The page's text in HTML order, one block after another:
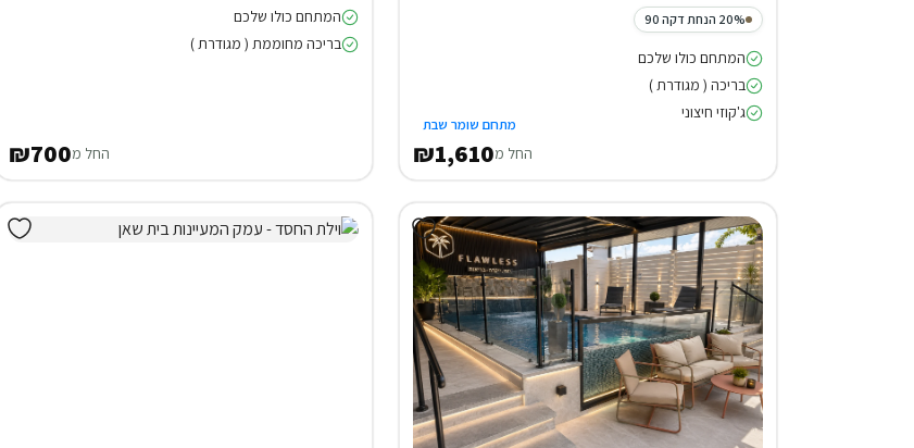
20% הנחת דקה 90
המתחם כולו שלכם
בריכה ( מגודרת )
ג'קוזי חיצוני
מתחם שומר שבת
החל מ₪1,610
המתחם כולו שלכם
בריכה מחוממת ( מגודרת )
החל מ₪700